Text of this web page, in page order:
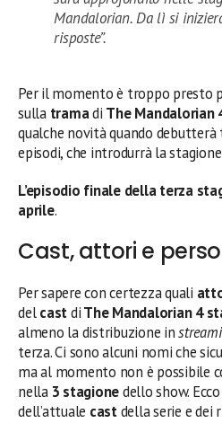
Mandalorian. Da lì si
risposte”.
Per il momento è troppo presto
sullatramadi The Mandalorian
qualche novità quando
episodi, che introdurrà la stagione
L’episodio finale della terza
aprile.
Cast, attori e
Per sapere con certezza quali
delcastdiThe Mandalorian 4
almeno la distribuzione in
terza. Ci sono alcuni nomi che
ma al momento non è possibile
nella3 stagionedello show.
dell’attuale castdella serie e dei